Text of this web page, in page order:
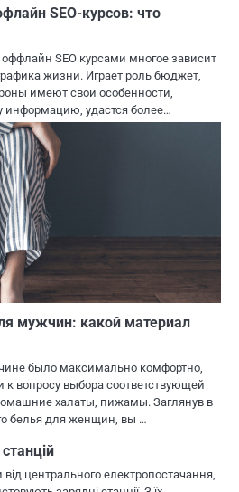
SEO-курсов: что
SEO курсами многое зависит
жизни. Играет роль бюджет,
имеют свои особенности,
информацию, удастся более…
мужчин: какой материал
было максимально комфортно,
вопросу выбора соответствующей
халаты, пижамы. Заглянув в
белья для женщин, вы …
центрального електропостачання,